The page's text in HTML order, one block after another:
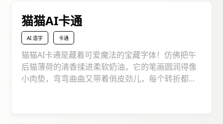
能像个活力四射的舞者，用倾斜的姿态在字里行间
跳出独特节奏，成为你的创意 “显眼包”！
猫猫AI卡通
AI 造字 卡通
猫猫AI卡通是藏着可爱魔法的宝藏字体！仿佛把午
后猫薄荷的清香揉进柔软奶油，它的笔画圆润得像
小肉垫，弯弯曲曲又带着俏皮劲儿，每个转折都像